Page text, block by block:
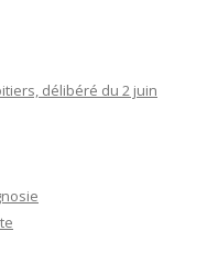
délibéré du 2 juin